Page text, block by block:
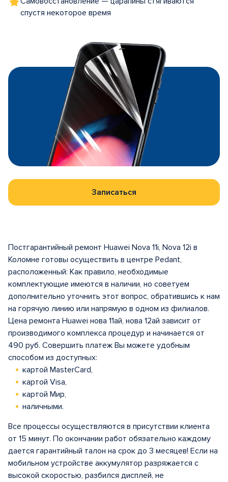
спустя некоторое время
Записаться
Постгарантийный ремонт Huawei Nova 11i, Nova 12i в
Коломне готовы осуществить в центрe Pedant,
расположенный: Как правило, необходимые
комплектующие имеются в наличии, но советуем
дополнительно уточнить этот вопрос, обратившись к нам
на горячую линию или напрямую в одном из филиалов.
Цена ремонта Huawei нова 11ай, нова 12ай зависит от
производимого комплекса процедур и начинается от
490 руб. Совершить платеж Вы можете удобным
способом из доступных:
картой MasterCard,
картой Visa,
картой Мир,
наличными.
Все процессы осуществляются в присутствии клиента
от 15 минут. По окончании работ обязательно каждому
дается гарантийный талон на срок до 3 месяцев! Если на
мобильном устройстве аккумулятор разряжается с
высокой скоростью, разбился дисплей, не